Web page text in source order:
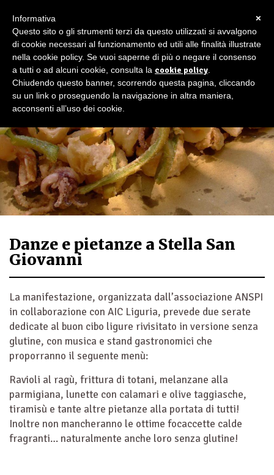
Danze e pietanze a Stella San
Giovanni
La manifestazione, organizzata dall’associazione ANSPI
in collaborazione con AIC Liguria, prevede due serate
dedicate al buon cibo ligure rivisitato in versione senza
glutine, con musica e stand gastronomici che
proporranno il seguente menù:
Ravioli al ragù, frittura di totani, melanzane alla
parmigiana, lunette con calamari e olive taggiasche,
tiramisù e tante altre pietanze alla portata di tutti!
Inoltre non mancheranno le ottime focaccette calde
fragranti… naturalmente anche loro senza glutine!
×
Informativa
Questo sito o gli strumenti terzi da questo utilizzati si avvalgono
di cookie necessari al funzionamento ed utili alle finalità illustrate
nella cookie policy. Se vuoi saperne di più o negare il consenso
a tutti o ad alcuni cookie, consulta la cookie policy
Chiudendo questo banner, scorrendo questa pagina, cliccando
su un link o proseguendo la navigazione in altra maniera,
acconsenti all’uso dei cookie.